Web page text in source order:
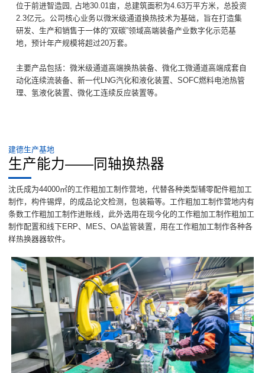
位于前进智造园, 占地30.01亩，总建筑面积为4.63万平方米，总投资
2.3亿元。公司核心业务以微米级通道换热技术为基础，旨在打造集
研发、生产和销售于一体的“双碳”领域高端装备产业数字化示范基
地，预计年产规模将超过20万套。
主要产品包括：微米级通道高端换热装备、微化工微通道高端成套自
动化连续流装备、新一代LNG汽化和液化装置、SOFC燃料电池热管
理、氢液化装置、微化工连续反应装置等。
建德生产基地
生产能力——同轴换热器
沈氏成为44000㎡的工作粗加工制作营地，代替各种类型辅零配件粗加工
制作，构件锡焊，的成品论文检测，包装箱等。工作粗加工制作营地内有
条数工作粗加工制作进账线，此外选用在现今化的工作粗加工制作粗加工
制作配置和线下ERP、MES、OA监管装置，用在工作粗加工制作各种各
样热换器器软件。